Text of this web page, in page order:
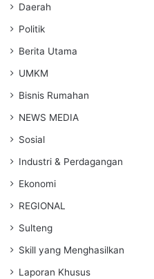
Daerah
Politik
Berita Utama
UMKM
Bisnis Rumahan
NEWS MEDIA
Sosial
Industri & Perdagangan
Ekonomi
REGIONAL
Sulteng
Skill yang Menghasilkan
Laporan Khusus